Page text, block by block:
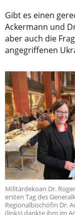
Gibt es einen
Ackermann und
aber auch die
angegriffenen
Militärdekoan Dr.
ersten Tag des
Regionalbischöfin Dr.
(links) dankte ihm im